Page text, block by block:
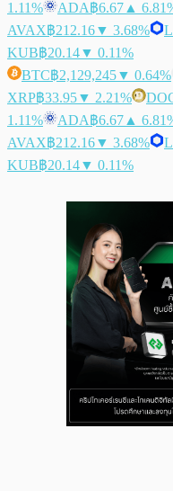
1.11%
ADA฿6.67 ▲
AVAX฿212.16▼ 3.68%
KUB฿20.14▼ 0.11%
BTC฿2,129,245▼ 0.64%
XRP฿33.95▼ 2.21%
1.11%
ADA฿6.67 ▲
AVAX฿212.16▼ 3.68%
KUB฿20.14▼ 0.11%